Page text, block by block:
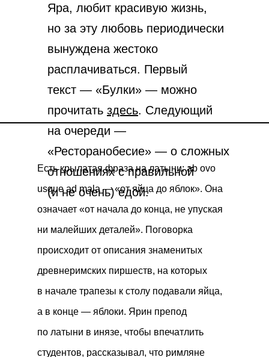
Яра, любит красивую жизнь,
но за эту любовь периодически
вынуждена жестоко
расплачиваться. Первый
текст — «Булки» — можно
прочитать здесь. Следующий
на очереди —
«Ресторанобесие» — о сложных
отношениях с правильной
(и не очень) едой.
Есть крылатая фраза на латыни: ab ovo
usque ad mala — «от яйца до яблок». Она
означает «от начала до конца, не упуская
ни малейших деталей». Поговорка
происходит от описания знаменитых
древнеримских пиршеств, на которых
в начале трапезы к столу подавали яйца,
а в конце — яблоки. Ярин препод
по латыни в инязе, чтобы впечатлить
студентов, рассказывал, что римляне